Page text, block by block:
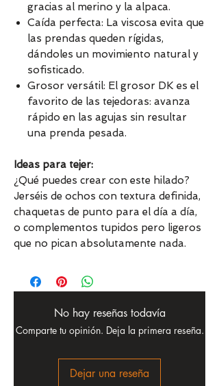
gracias al merino y la alpaca.
Caída perfecta: La viscosa evita que
las prendas queden rígidas,
dándoles un movimiento natural y
sofisticado.
Grosor versátil: El grosor DK es el
favorito de las tejedoras: avanza
rápido en las agujas sin resultar
una prenda pesada.
Ideas para tejer:
¿Qué puedes crear con este hilado?
Jerséis de ochos con textura definida,
chaquetas de punto para el día a día,
o complementos tupidos pero ligeros
que no pican absolutamente nada.
No hay reseñas todavía
Comparte tu opinión. Deja la primera reseña.
Dejar una reseña